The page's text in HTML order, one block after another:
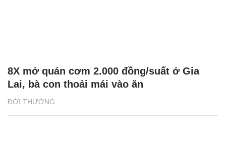
ĐỜI THƯỜNG
8X mở quán cơm 2.000 đồng/suất ở Gia
Lai, bà con thoải mái vào ăn